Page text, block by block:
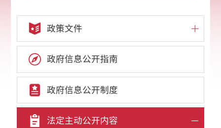
政策文件
政府信息公开指南
政府信息公开制度
法定主动公开内容